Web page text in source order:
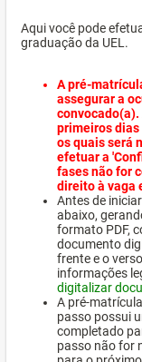
Aqui você pode
graduação da UEL.
A pré-
assegurar a
primeiros
os quais será
efetuar a
fases não for
direito à vaga
Antes de
abaixo,
formato PDF,
documento
frente e o
informações
digitalizar
A pré-
passo possui
completado
passo não for